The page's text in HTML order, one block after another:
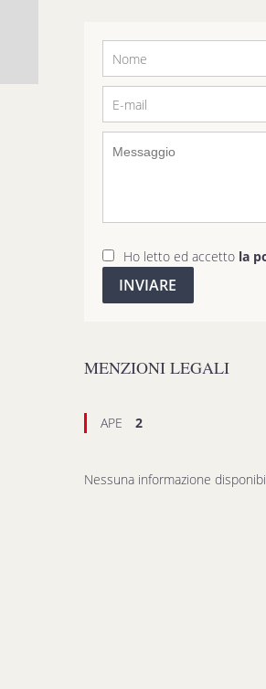
Ho letto ed accetto la
INVIARE
MENZIONI LEGALI
APE 2
Nessuna informazione